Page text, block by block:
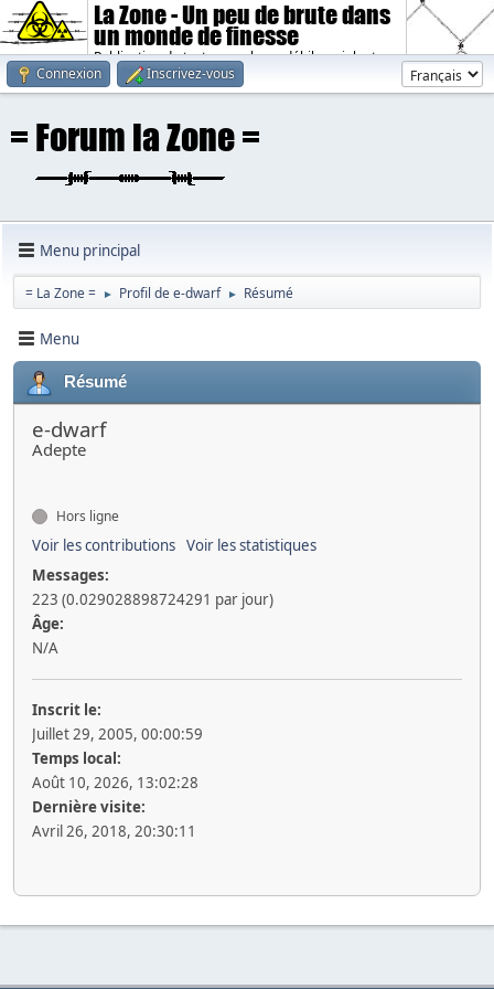
La Zone - Un peu de brute dans
un monde de finesse
Publication de textes sombres, débiles, violents.
Connexion
Inscrivez-vous
Menu principal
= La Zone = ► Profil de e-dwarf ► Résumé
Menu
Résumé
e-dwarf
Adepte
Hors ligne
Voir les contributions Voir les statistiques
Messages:
223 (0.029028898724291 par jour)
Âge:
N/A
Inscrit le:
Juillet 29, 2005, 00:00:59
Temps local:
Août 10, 2026, 13:02:28
Dernière visite:
Avril 26, 2018, 20:30:11